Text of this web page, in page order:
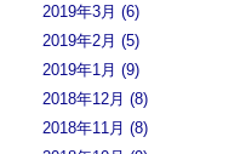
2019年3月 (6)
2019年2月 (5)
2019年1月 (9)
2018年12月 (8)
2018年11月 (8)